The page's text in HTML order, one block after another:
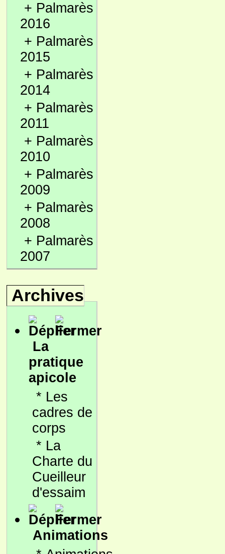
+ Palmarès
2016
+ Palmarès
2015
+ Palmarès
2014
+ Palmarès
2011
+ Palmarès
2010
+ Palmarès
2009
+ Palmarès
2008
+ Palmarès
2007
Archives
La
pratique
apicole
* Les
cadres de
corps
* La
Charte du
Cueilleur
d'essaim
Animations